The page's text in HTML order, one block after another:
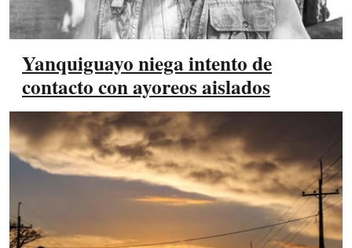
Yanquiguayo niega intento de
contacto con ayoreos aislados